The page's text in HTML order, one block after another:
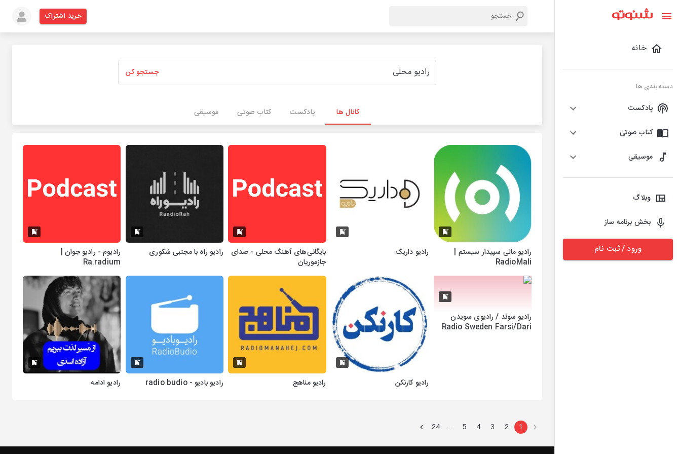
خانه
دسته بندی ها
پادکست
کتاب صوتی
موسیقی
وبلاگ
بخش برنامه ساز
ورود / ثبت نام
خرید اشتراک
جستجو کن
کانال ها پادکست کتاب صوتی موسیقی
رادیو مالی سپیدار سیستم |
RadioMali
رادیو داریک
بایگانی‌های آهنگ محلی - صدای
جازموریان
رادیو راه با مجتبی شکوری
رادیوم - رادیو جوان |
Ra.radium
رادیو سوئد / رادیوی سویدن
Radio Sweden Farsi/Dari
رادیو کارنکن رادیو مناهج رادیو بادیو - radio budio رادیو ادامه
1
2
3
4
5
…
24